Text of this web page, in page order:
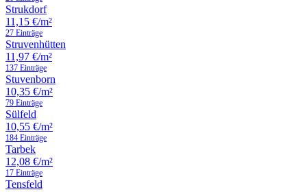
Strukdorf
11,15 €/m²
27 Einträge
Struvenhütten
11,97 €/m²
137 Einträge
Stuvenborn
10,35 €/m²
79 Einträge
Sülfeld
10,55 €/m²
184 Einträge
Tarbek
12,08 €/m²
17 Einträge
Tensfeld